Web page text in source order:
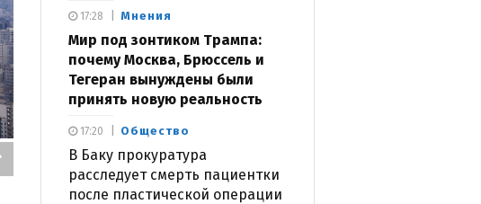
Мнения
Мир под зонтиком Трампа:
почему Москва, Брюссель и
Тегеран вынуждены были
принять новую реальность
17:28
Общество
В Баку прокуратура
расследует смерть пациентки
после пластической операции
17:20